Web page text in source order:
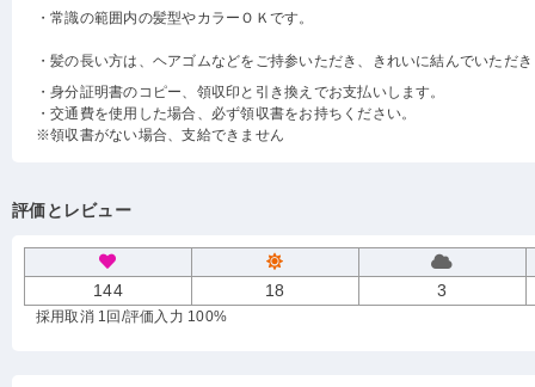
・常識の範囲内の髪型やカラーＯＫです。
・髪の長い方は、ヘアゴムなどをご持参いただき、きれいに結んでいただ
・身分証明書のコピー、領収印と引き換えでお支払いします。
・交通費を使用した場合、必ず領収書をお持ちください。
※領収書がない場合、支給できません
評価とレビュー
144 18 3
採用取消 1回 /評価入力 100%